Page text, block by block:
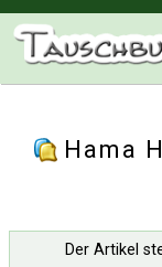
Hama
Der Artikel